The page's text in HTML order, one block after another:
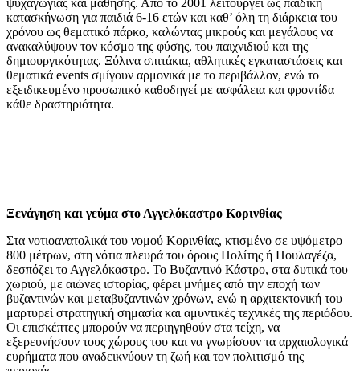
ψυχαγωγίας και μάθησης. Από το 2001 λειτουργεί ως παιδική
κατασκήνωση για παιδιά 6-16 ετών και καθ’ όλη τη διάρκεια του
χρόνου ως θεματικό πάρκο, καλώντας μικρούς και μεγάλους να
ανακαλύψουν τον κόσμο της φύσης, του παιχνιδιού και της
δημιουργικότητας. Ξύλινα σπιτάκια, αθλητικές εγκαταστάσεις και
θεματικά events σμίγουν αρμονικά με το περιβάλλον, ενώ το
εξειδικευμένο προσωπικό καθοδηγεί με ασφάλεια και φροντίδα
κάθε δραστηριότητα.
Ξενάγηση και γεύμα στο Αγγελόκαστρο Κορινθίας
Στα νοτιοανατολικά του νομού Κορινθίας, κτισμένο σε υψόμετρο
800 μέτρων, στη νότια πλευρά του όρους Πολίτης ή Πουλαγέζα,
δεσπόζει το Αγγελόκαστρο. Το Βυζαντινό Κάστρο, στα δυτικά του
χωριού, με αιώνες ιστορίας, φέρει μνήμες από την εποχή των
βυζαντινών και μεταβυζαντινών χρόνων, ενώ η αρχιτεκτονική του
μαρτυρεί στρατηγική σημασία και αμυντικές τεχνικές της περιόδου.
Οι επισκέπτες μπορούν να περιηγηθούν στα τείχη, να
εξερευνήσουν τους χώρους του και να γνωρίσουν τα αρχαιολογικά
ευρήματα που αναδεικνύουν τη ζωή και τον πολιτισμό της